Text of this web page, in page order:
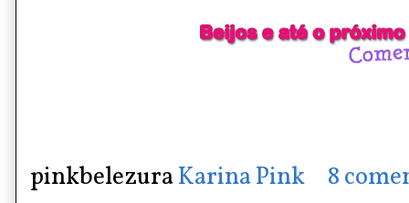
pinkbelezuraKarina Pink 8